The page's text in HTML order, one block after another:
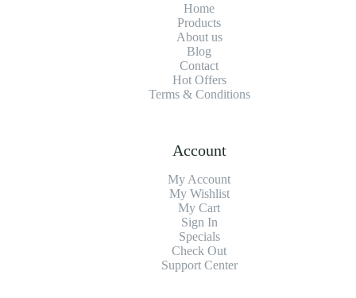
Home
Products
About us
Blog
Contact
Hot Offers
Terms & Conditions
Account
My Account
My Wishlist
My Cart
Sign In
Specials
Check Out
Support Center